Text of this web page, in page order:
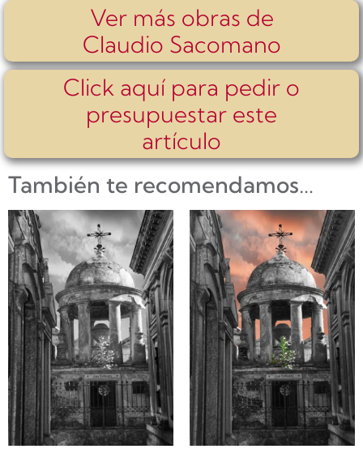
Ver más obras de
Claudio Sacomano
Click aquí para pedir o
presupuestar este
artículo
También te recomendamos…